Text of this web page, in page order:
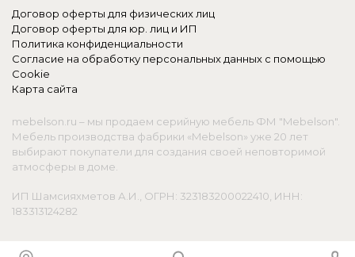
Договор оферты для физических лиц
Договор оферты для юр. лиц и ИП
Политика конфиденциальности
Согласие на обработку персональных данных с помощью
Cookie
Карта сайта
mebelson.ru – мы продаем серийную мебель ФМ "Mebelson".
Мебель производства фабрики «Mebelson» уже 20 лет
выбирают покупатели для создания своей неповторимой
атмосферы в доме.
ИП Шамсияхметов А.И., ОГРН: 323183200022410, ИНН:
183313124282